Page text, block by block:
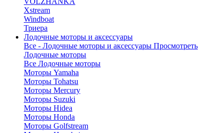
Xstream
Windboat
Триера
Лодочные моторы и аксессуары
Все - Лодочные моторы и аксессуары Просмотреть
Лодочные моторы
Все Лодочные моторы
Моторы Yamaha
Моторы Tohatsu
Моторы Mercury
Моторы Suzuki
Моторы Hidea
Моторы Honda
Моторы Golfstream